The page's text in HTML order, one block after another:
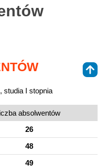
studia I stopnia
absolwentów
26
48
49